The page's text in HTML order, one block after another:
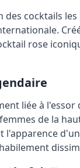
des cocktails
rose
liée à
de la
l'apparence